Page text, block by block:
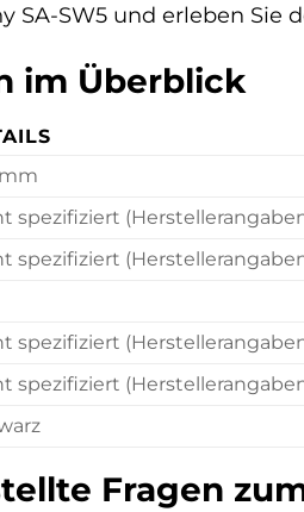
SA-SW5 und erleben Sie
im Überblick
spezifiziert
spezifiziert
spezifiziert
spezifiziert
Fragen